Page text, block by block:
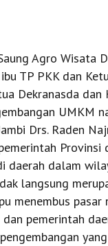
Agro Wisata
TP PKK dan
Dekranasda dan
UMKM
Drs. Raden
Provinsi
dalam
langsung
menembus pasar
pemerintah